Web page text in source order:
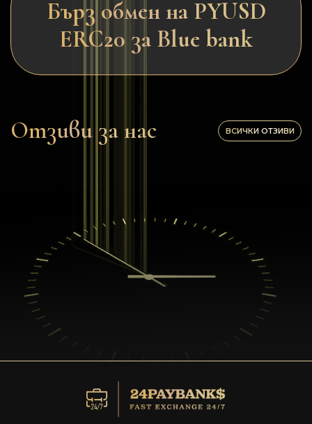
Бърз обмен на PYUSD
ERC20 за Blue bank
Отзиви за нас ВСИЧКИ ОТЗИВИ